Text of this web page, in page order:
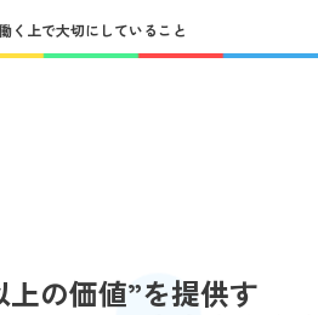
く上で大切にしていること
の価値”を提供す